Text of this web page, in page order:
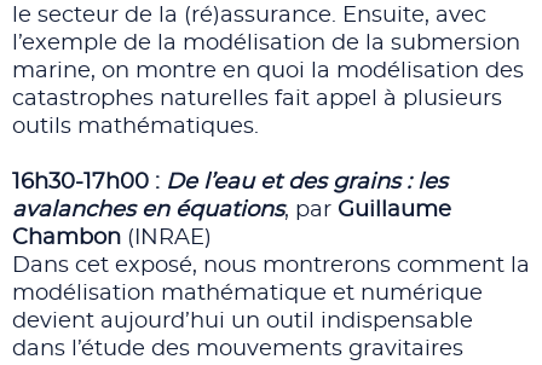
le secteur de la (ré)assurance. Ensuite, avec
l’exemple de la modélisation de la submersion
marine, on montre en quoi la modélisation des
catastrophes naturelles fait appel à plusieurs
outils mathématiques.
16h30-17h00 : De l’eau et des grains : les
avalanches en équations, par Guillaume
Chambon (INRAE)
Dans cet exposé, nous montrerons comment la
modélisation mathématique et numérique
devient aujourd’hui un outil indispensable
dans l’étude des mouvements gravitaires